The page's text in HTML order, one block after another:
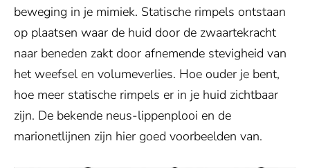
beweging in je mimiek. Statische rimpels ontstaan
op plaatsen waar de huid door de zwaartekracht
naar beneden zakt door afnemende stevigheid van
het weefsel en volumeverlies. Hoe ouder je bent,
hoe meer statische rimpels er in je huid zichtbaar
zijn. De bekende neus-lippenplooi en de
marionetlijnen zijn hier goed voorbeelden van.